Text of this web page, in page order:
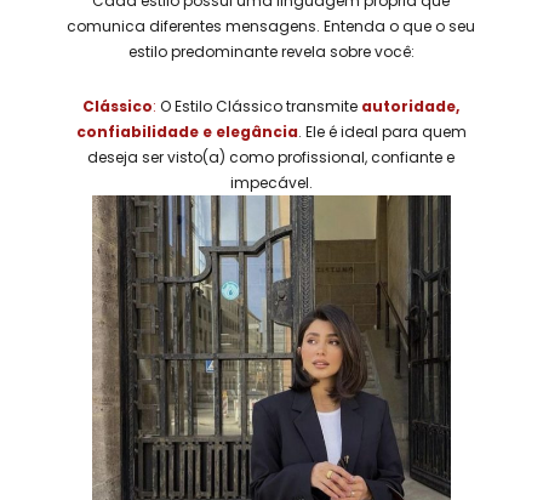
comunica diferentes mensagens. Entenda o que o seu
estilo predominante revela sobre você:
Clássico:O Estilo Clássico transmite autoridade,
confiabilidade e elegância. Ele é ideal para quem
deseja ser visto(a) como profissional, confiante e
impecável.